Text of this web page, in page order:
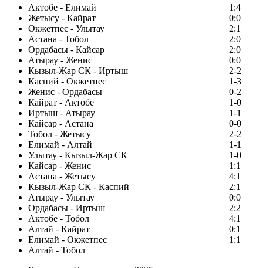
Актобе - Елимай
1:4
Жетысу - Кайрат
0:0
Окжетпес - Улытау
2:1
Астана - Тобол
2:0
Ордабасы - Кайсар
2:0
Атырау - Женис
0:0
Кызыл-Жар СК - Иртыш
2-2
Каспий - Окжетпес
1-3
Женис - Ордабасы
0-2
Кайрат - Актобе
1-0
Иртыш - Атырау
1-1
Кайсар - Астана
0-0
Тобол - Жетысу
2-2
Елимай - Алтай
1-1
Улытау - Кызыл-Жар СК
1-0
Кайсар - Женис
1:1
Астана - Жетысу
4:1
Кызыл-Жар СК - Каспий
2:1
Атырау - Улытау
0:0
Ордабасы - Иртыш
2:2
Актобе - Тобол
4:1
Алтай - Кайрат
0:1
Елимай - Окжетпес
1:1
Алтай - Тобол